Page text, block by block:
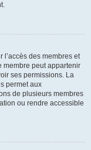
l’accès des membres et
membre peut appartenir
ses permissions. La
permet aux
de plusieurs membres
ou rendre accessible